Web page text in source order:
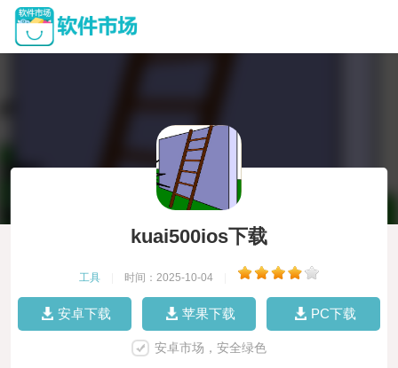
kuai500ios下载
工具 时间：2025-10-04
安卓下载 苹果下载 PC下载
安卓市场，安全绿色